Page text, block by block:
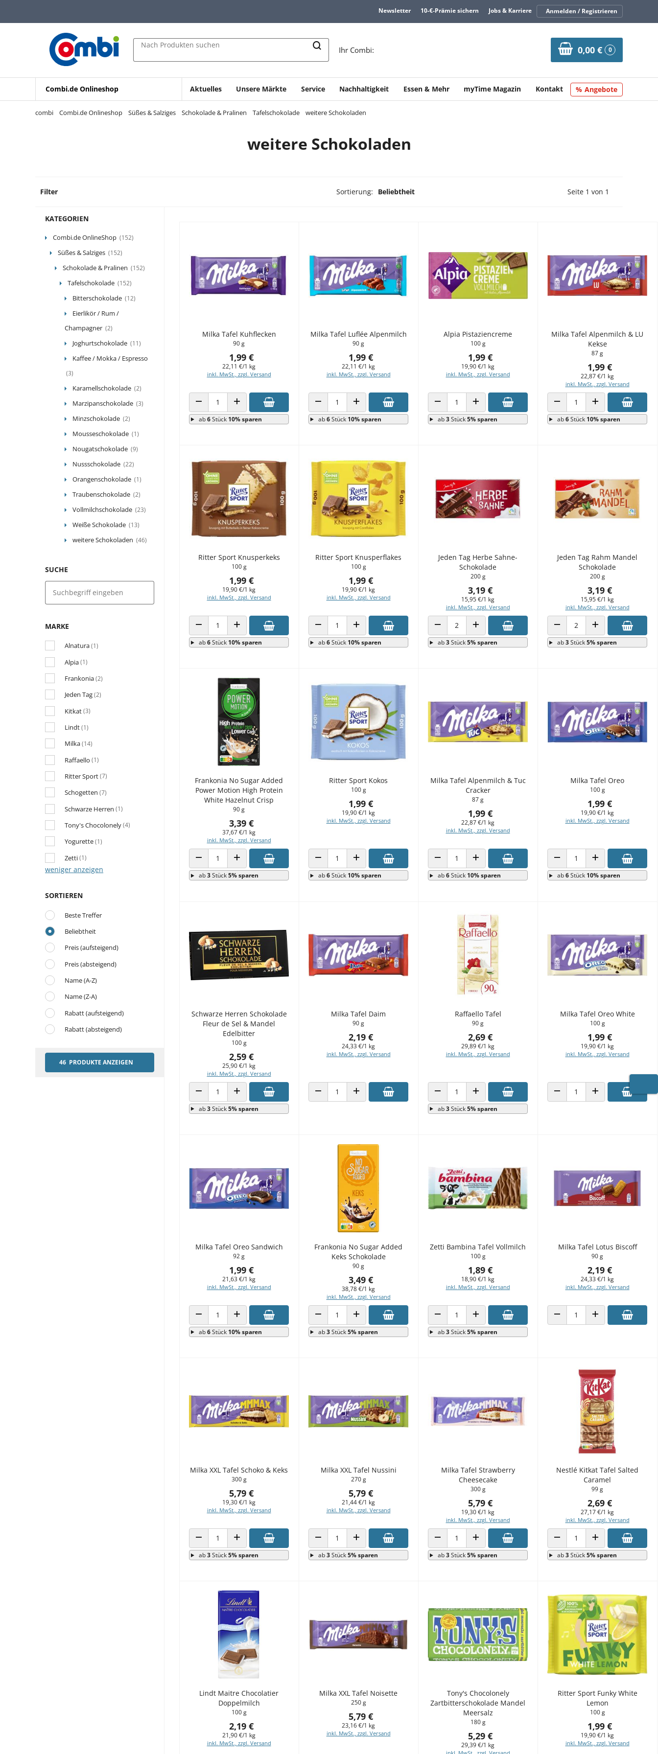
Zur Navigation springen
Zur Suche springen
Newsletter 10-€-Prämie sichern Jobs & Karriere Anmelden / Registrieren
Nach Produkten suchen
Ihr Combi: 0,00 € 0
Combi.de Onlineshop Aktuelles Unsere Märkte Service Nachhaltigkeit Essen & Mehr myTime Magazin Kontakt Angebote
combi Combi.de Onlineshop Süßes & Salziges Schokolade & Pralinen Tafelschokolade weitere Schokoladen
weitere Schokoladen
Filter Sortierung: Beliebtheit Vorherige Seite
Seite 1 von 1
KATEGORIEN
Combi.de OnlineShop (152)
Süßes & Salziges (152)
Schokolade & Pralinen (152)
Tafelschokolade (152)
Bitterschokolade (12)
Eierlikör / Rum /
Champagner (2)
Joghurtschokolade (11)
Kaffee / Mokka / Espresso
(3)
Karamellschokolade (2)
Marzipanschokolade (3)
Minzschokolade (2)
Mousseschokolade (1)
Nougatschokolade (9)
Nussschokolade (22)
Orangenschokolade (1)
Traubenschokolade (2)
Vollmilchschokolade (23)
Weiße Schokolade (13)
weitere Schokoladen (46)
SUCHE
MARKE
Alnatura(1)
Alpia(1)
Frankonia(2)
Jeden Tag(2)
Kitkat(3)
Lindt(1)
Milka(14)
Raffaello (1)
Ritter Sport(7)
Schogetten (7)
Schwarze Herren (1)
Tony's Chocolonely(4)
Yogurette(1)
Zetti(1)
weniger anzeigen
SORTIEREN
Beste Treffer
Beliebtheit
Preis (aufsteigend)
Preis (absteigend)
Name (A-Z)
Name (Z-A)
Rabatt (aufsteigend)
Rabatt (absteigend)
46 PRODUKTE ANZEIGEN
Milka Tafel Kuhflecken
90 g
1,99 €
22,11 €/1 kg
inkl. MwSt., zzgl. Versand
ANZAHL VERRINGERNANZAHL ERHÖHEN
ab6Stück 10% sparen
Milka Tafel Luflée Alpenmilch
90 g
1,99 €
22,11 €/1 kg
inkl. MwSt., zzgl. Versand
ANZAHL VERRINGERNANZAHL ERHÖHEN
ab6Stück 10% sparen
Alpia Pistaziencreme
100 g
1,99 €
19,90 €/1 kg
inkl. MwSt., zzgl. Versand
ANZAHL VERRINGERNANZAHL ERHÖHEN
ab3Stück5% sparen
Milka Tafel Alpenmilch & LU
Kekse
87 g
1,99 €
22,87 €/1 kg
inkl. MwSt., zzgl. Versand
ANZAHL VERRINGERNANZAHL ERHÖHEN
ab6Stück 10% sparen
Ritter Sport Knusperkeks
100 g
1,99 €
19,90 €/1 kg
inkl. MwSt., zzgl. Versand
ANZAHL VERRINGERNANZAHL ERHÖHEN
ab6Stück 10% sparen
Ritter Sport Knusperflakes
100 g
1,99 €
19,90 €/1 kg
inkl. MwSt., zzgl. Versand
ANZAHL VERRINGERNANZAHL ERHÖHEN
ab6Stück 10% sparen
Jeden Tag Herbe Sahne-
Schokolade
200 g
3,19 €
15,95 €/1 kg
inkl. MwSt., zzgl. Versand
ANZAHL VERRINGERNANZAHL ERHÖHEN
ab3Stück5% sparen
Jeden Tag Rahm Mandel
Schokolade
200 g
3,19 €
15,95 €/1 kg
inkl. MwSt., zzgl. Versand
ANZAHL VERRINGERNANZAHL ERHÖHEN
ab3Stück5% sparen
Frankonia No Sugar Added
Power Motion High Protein
White Hazelnut Crisp
90 g
3,39 €
37,67 €/1 kg
inkl. MwSt., zzgl. Versand
ANZAHL VERRINGERNANZAHL ERHÖHEN
ab3Stück5% sparen
Ritter Sport Kokos
100 g
1,99 €
19,90 €/1 kg
inkl. MwSt., zzgl. Versand
ANZAHL VERRINGERNANZAHL ERHÖHEN
ab6Stück 10% sparen
Milka Tafel Alpenmilch & Tuc
Cracker
87 g
1,99 €
22,87 €/1 kg
inkl. MwSt., zzgl. Versand
ANZAHL VERRINGERNANZAHL ERHÖHEN
ab6Stück 10% sparen
Milka Tafel Oreo
100 g
1,99 €
19,90 €/1 kg
inkl. MwSt., zzgl. Versand
ANZAHL VERRINGERNANZAHL ERHÖHEN
ab6Stück 10% sparen
Schwarze Herren Schokolade
Fleur de Sel & Mandel
Edelbitter
100 g
2,59 €
25,90 €/1 kg
inkl. MwSt., zzgl. Versand
ANZAHL VERRINGERNANZAHL ERHÖHEN
ab3Stück5% sparen
Milka Tafel Daim
90 g
2,19 €
24,33 €/1 kg
inkl. MwSt., zzgl. Versand
ANZAHL VERRINGERNANZAHL ERHÖHEN
Raffaello Tafel
90 g
2,69 €
29,89 €/1 kg
inkl. MwSt., zzgl. Versand
ANZAHL VERRINGERNANZAHL ERHÖHEN
ab3Stück5% sparen
Milka Tafel Oreo White
100 g
1,99 €
19,90 €/1 kg
inkl. MwSt., zzgl. Versand
ANZAHL VERRINGERNANZAHL ERHÖHEN
Milka Tafel Oreo Sandwich
92 g
1,99 €
21,63 €/1 kg
inkl. MwSt., zzgl. Versand
ANZAHL VERRINGERNANZAHL ERHÖHEN
ab6Stück 10% sparen
Frankonia No Sugar Added
Keks Schokolade
90 g
3,49 €
38,78 €/1 kg
inkl. MwSt., zzgl. Versand
ANZAHL VERRINGERNANZAHL ERHÖHEN
ab3Stück5% sparen
Zetti Bambina Tafel Vollmilch
100 g
1,89 €
18,90 €/1 kg
inkl. MwSt., zzgl. Versand
ANZAHL VERRINGERNANZAHL ERHÖHEN
ab3Stück5% sparen
Milka Tafel Lotus Biscoff
90 g
2,19 €
24,33 €/1 kg
inkl. MwSt., zzgl. Versand
ANZAHL VERRINGERNANZAHL ERHÖHEN
Milka XXL Tafel Schoko & Keks
300 g
5,79 €
19,30 €/1 kg
inkl. MwSt., zzgl. Versand
ANZAHL VERRINGERNANZAHL ERHÖHEN
ab3Stück5% sparen
Milka XXL Tafel Nussini
270 g
5,79 €
21,44 €/1 kg
inkl. MwSt., zzgl. Versand
ANZAHL VERRINGERNANZAHL ERHÖHEN
ab3Stück5% sparen
Milka Tafel Strawberry
Cheesecake
300 g
5,79 €
19,30 €/1 kg
inkl. MwSt., zzgl. Versand
ANZAHL VERRINGERNANZAHL ERHÖHEN
ab3Stück5% sparen
Nestlé Kitkat Tafel Salted
Caramel
99 g
2,69 €
27,17 €/1 kg
inkl. MwSt., zzgl. Versand
ANZAHL VERRINGERNANZAHL ERHÖHEN
ab3Stück5% sparen
Lindt Maitre Chocolatier
Doppelmilch
100 g
2,19 €
21,90 €/1 kg
inkl. MwSt., zzgl. Versand
Milka XXL Tafel Noisette
250 g
5,79 €
23,16 €/1 kg
inkl. MwSt., zzgl. Versand
Tony's Chocolonely
Zartbitterschokolade Mandel
Meersalz
180 g
5,29 €
29,39 €/1 kg
Ritter Sport Funky White
Lemon
100 g
1,99 €
19,90 €/1 kg
inkl. MwSt., zzgl. Versand